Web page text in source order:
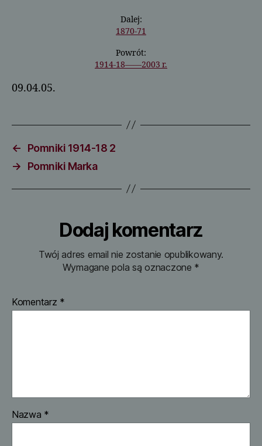
Dalej:
1870-71
Powrót:
1914-18——2003 r.
09.04.05.
←
Pomniki 1914-18 2
→
Pomniki Marka
Dodaj komentarz
Twój adres email nie zostanie opublikowany.
Wymagane pola są oznaczone *
Komentarz *
Nazwa *